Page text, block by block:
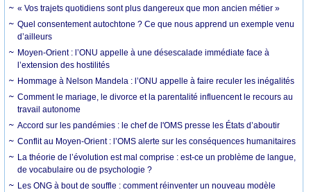
« Vos trajets quotidiens sont plus dangereux que mon ancien métier »
Quel consentement autochtone ? Ce que nous apprend un exemple venu
d’ailleurs
Moyen-Orient : l’ONU appelle à une désescalade immédiate face à
l’extension des hostilités
Hommage à Nelson Mandela : l’ONU appelle à faire reculer les inégalités
Comment le mariage, le divorce et la parentalité influencent le recours au
travail autonome
Accord sur les pandémies : le chef de l'OMS presse les États d’aboutir
Conflit au Moyen-Orient : l’OMS alerte sur les conséquences humanitaires
La théorie de l’évolution est mal comprise : est-ce un problème de langue,
de vocabulaire ou de psychologie ?
Les ONG à bout de souffle : comment réinventer un nouveau modèle